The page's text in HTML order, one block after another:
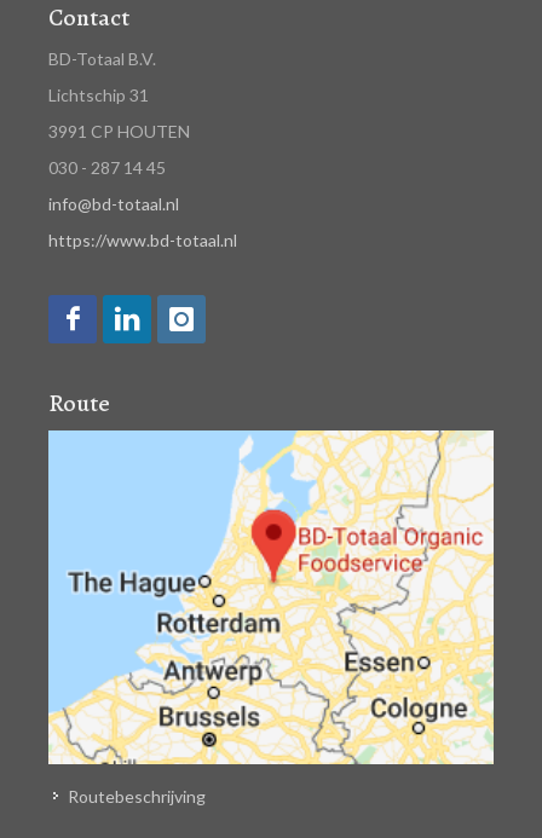
Contact
BD-Totaal B.V.
Lichtschip 31
3991 CP HOUTEN
030 - 287 14 45
info@bd-totaal.nl
https://www.bd-totaal.nl
Route
Routebeschrijving